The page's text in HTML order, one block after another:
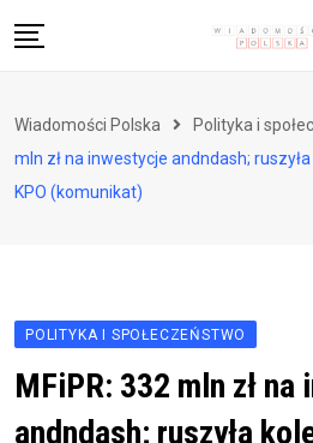
to
Zdrowie i styl życia
Polityka i społeczeństwo
Wiadomości Polska Polityka i
mln zł na inwestycje andndash;
KPO (komunikat)
POLITYKA I SPOŁECZEŃSTWO
MFiPR: 332 mln zł na
andndash; ruszyła